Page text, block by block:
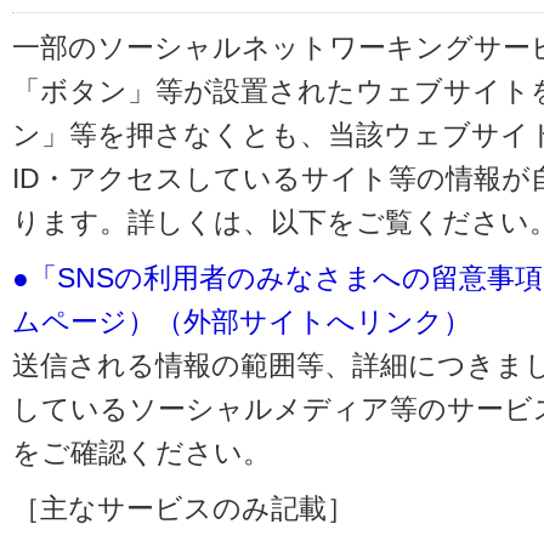
一部のソーシャルネットワーキングサー
「ボタン」等が設置されたウェブサイ
ン」等を押さなくとも、当該ウェブサイ
ID・アクセスしているサイト等の情報
ります。詳しくは、以下をご覧ください
●「SNSの利用者のみなさまへの留意事
ムページ）（外部サイトへリンク）
送信される情報の範囲等、詳細につきま
しているソーシャルメディア等のサー
をご確認ください。
［主なサービスのみ記載］